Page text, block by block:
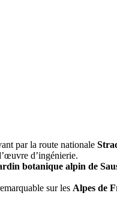
par la route nationale
d’ingénierie.
botanique alpin de
sur les Alpes de